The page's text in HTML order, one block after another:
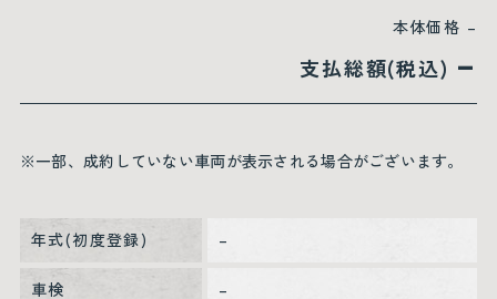
本体価格 –
支払総額(税込) –
※一部、成約していない車両が表示される場合がございます。
年式(初度登録) –
車検 –